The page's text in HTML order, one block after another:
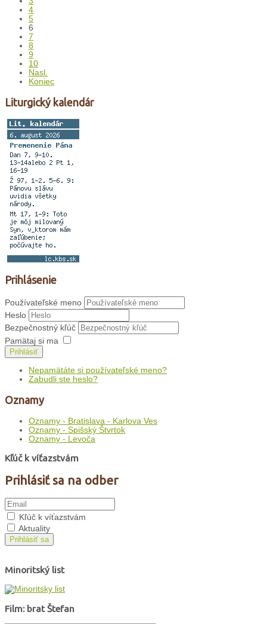
4
5
6
7
8
9
10
Nasl.
Koniec
Liturgický kalendár
Prihlásenie
Používateľské meno
Heslo
Bezpečnostný kľúč
Pamätaj si ma
Prihlásiť
Nepamätáte si používateľské meno?
Zabudli ste heslo?
Oznamy
Oznamy - Bratislava - Karlova Ves
Oznamy - Spišský Štvrtok
Oznamy - Levoča
Kľúč k víťazstvám
Prihlásiť sa na odber
Kľúč k víťazstvám
Aktuality
Prihlásiť sa
Minoritský list
Film: brat Štefan